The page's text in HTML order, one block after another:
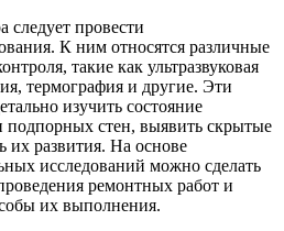
следует провести
К ним относятся различные
такие как ультразвуковая
термография и другие. Эти
изучить состояние
подпорных стен, выявить скрытые
их развития. На основе
исследований можно сделать
ремонтных работ и
их выполнения.